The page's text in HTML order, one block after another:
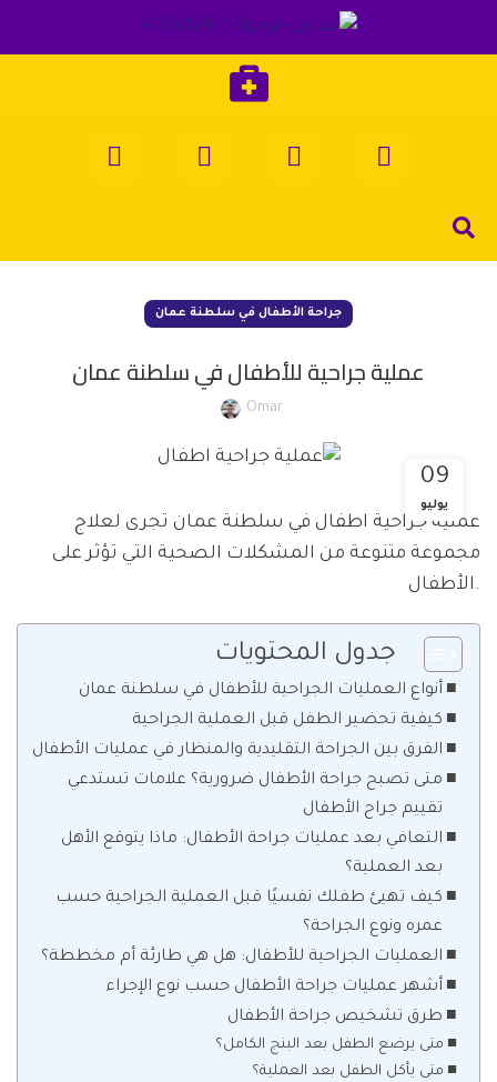
جراحة الأطفال في سلطنة عمان
عملية جراحية للأطفال في سلطنة عمان
Omar
09
يوليو
عملية جراحية اطفال في سلطنة عمان تجرى لعلاج
مجموعة متنوعة من المشكلات الصحية التي تؤثر على
الأطفال.
جدول المحتويات
أنواع العمليات الجراحية للأطفال في سلطنة عمان
كيفية تحضير الطفل قبل العملية الجراحية
الفرق بين الجراحة التقليدية والمنظار في عمليات الأطفال
متى تصبح جراحة الأطفال ضرورية؟ علامات تستدعي
تقييم جراح الأطفال
التعافي بعد عمليات جراحة الأطفال: ماذا يتوقع الأهل
بعد العملية؟
كيف تهيئ طفلك نفسيًا قبل العملية الجراحية حسب
عمره ونوع الجراحة؟
العمليات الجراحية للأطفال: هل هي طارئة أم مخططة؟
أشهر عمليات جراحة الأطفال حسب نوع الإجراء
طرق تشخيص جراحة الأطفال
متى يرضع الطفل بعد البنج الكامل؟
متى يأكل الطفل بعد العملية؟